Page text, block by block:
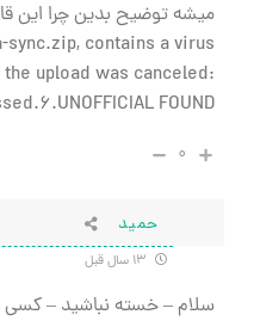
میشه توضیح بدین چرا این
contains a virus
the upload was canceled:
FOUND
۰
حمید
سلام – خسته نباشید – کسی